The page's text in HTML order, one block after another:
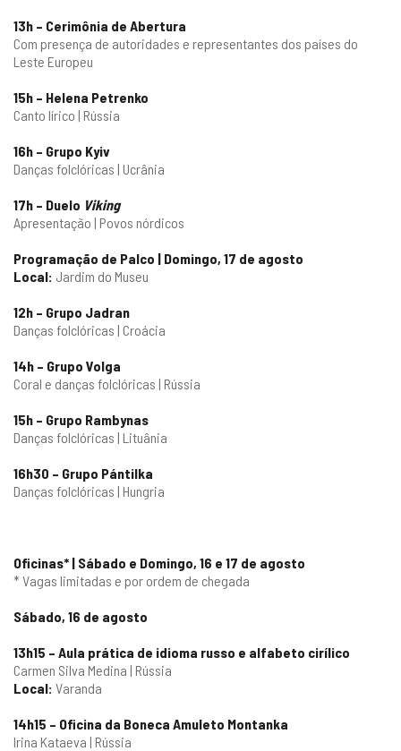
13h – Cerimônia de Abertura
Com presença de autoridades e representantes dos países do
Leste Europeu
15h – Helena Petrenko
Canto lírico | Rússia
16h – Grupo Kyiv
Danças folclóricas | Ucrânia
17h – Duelo Viking
Apresentação | Povos nórdicos
Programação de Palco | Domingo, 17 de agosto
Local: Jardim do Museu
12h – Grupo Jadran
Danças folclóricas | Croácia
14h – Grupo Volga
Coral e danças folclóricas | Rússia
15h – Grupo Rambynas
Danças folclóricas | Lituânia
16h30 – Grupo Pántilka
Danças folclóricas | Hungria
Oficinas* | Sábado e Domingo, 16 e 17 de agosto
* Vagas limitadas e por ordem de chegada
Sábado, 16 de agosto
13h15 – Aula prática de idioma russo e alfabeto cirílico
Carmen Silva Medina | Rússia
Local: Varanda
14h15 – Oficina da Boneca Amuleto Montanka
Irina Kataeva | Rússia